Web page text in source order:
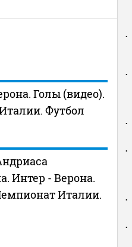
Голы (видео).
Футбол
Интер - Верона.
Италии.